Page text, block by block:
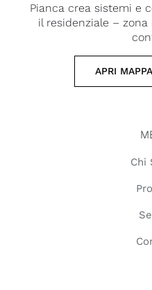
Pianca crea sistemi e
il residenziale –
APRI
Chi